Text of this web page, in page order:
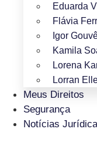
Eduarda
Flávia
Igor
Kamila
Lorena
Lorran
Meus Direitos
Segurança
Notícias